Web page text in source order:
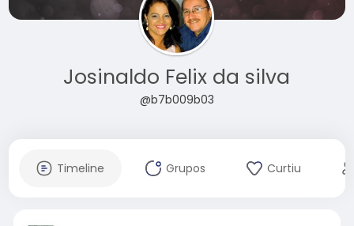
Josinaldo Felix da silva
@b7b009b03
Timeline Grupos Curtiu